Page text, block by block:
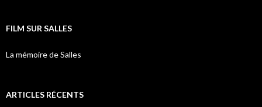
FILM SUR SALLES
La mémoire de Salles
ARTICLES RÉCENTS